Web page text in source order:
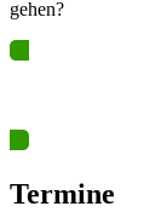
gehen?
Termine